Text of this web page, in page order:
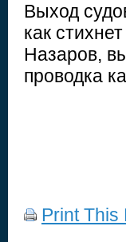
Выход
как
Назаров,
проводка
Print This